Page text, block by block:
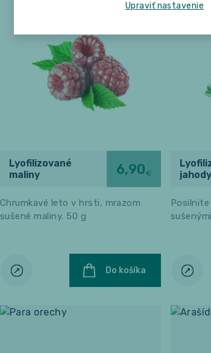
Lyofilizované
maliny
6,90€
Chrumkavé leto v hrsti, mrazom
sušené maliny. 50 g
Do košíka
jahody
Upraviť nastavenie